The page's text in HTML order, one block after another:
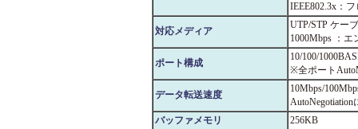
IEEE802.3x：
対応メディア
UTP/STP ケー
1000Mbps ：
ポート構成
10/100/
※全ポート
データ転送速度
10Mbps/
バッファメモリ
256KB